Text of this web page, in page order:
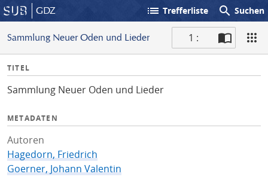
GDZ list Trefferliste search Suchen
Sammlung Neuer Oden und Lieder 1 :
I
f
TITEL
Sammlung Neuer Oden und Lieder
METADATEN
Autoren
Hagedorn, Friedrich
Goerner, Johann Valentin